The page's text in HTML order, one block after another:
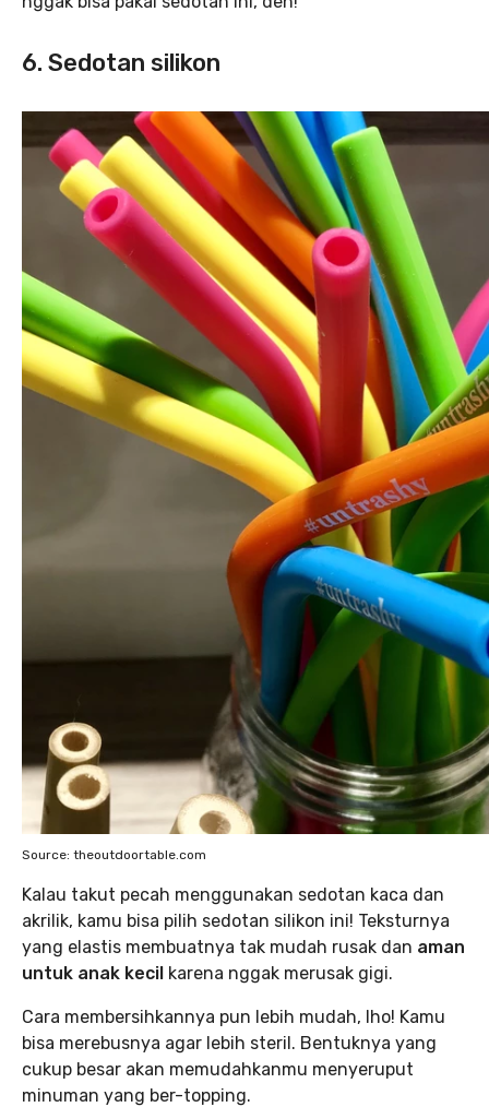
6. Sedotan silikon
Source: theoutdoortable.com
Kalau takut pecah menggunakan sedotan kaca dan
akrilik, kamu bisa pilih sedotan silikon ini! Teksturnya
yang elastis membuatnya tak mudah rusak dan aman
untuk anak kecil karena nggak merusak gigi.
Cara membersihkannya pun lebih mudah, lho! Kamu
bisa merebusnya agar lebih steril. Bentuknya yang
cukup besar akan memudahkanmu menyeruput
minuman yang ber-topping.